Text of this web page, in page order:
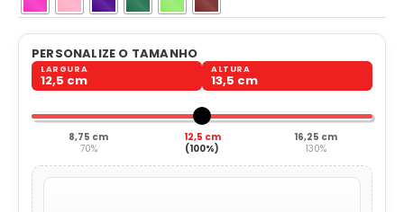
PERSONALIZE O TAMANHO
LARGURA
12,5 cm
ALTURA
13,5 cm
8,75 cm
70%
12,5 cm
(100%)
16,25 cm
130%